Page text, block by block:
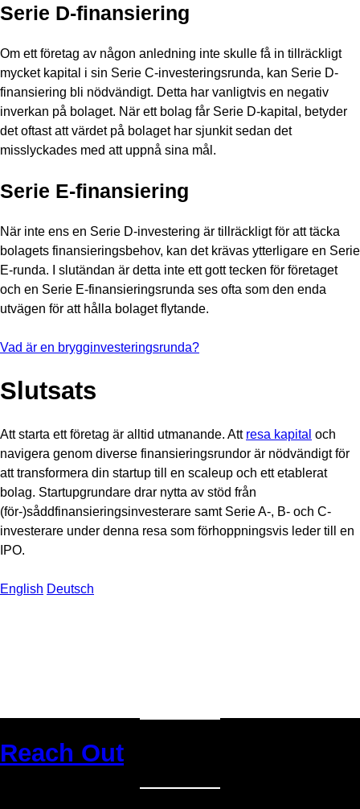
Serie D-finansiering
Om ett företag av någon anledning inte skulle få in tillräckligt
mycket kapital i sin Serie C-investeringsrunda, kan Serie D-
finansiering bli nödvändigt. Detta har vanligtvis en negativ
inverkan på bolaget. När ett bolag får Serie D-kapital, betyder
det oftast att värdet på bolaget har sjunkit sedan det
misslyckades med att uppnå sina mål.
Serie E-finansiering
När inte ens en Serie D-investering är tillräckligt för att täcka
bolagets finansieringsbehov, kan det krävas ytterligare en Serie
E-runda. I slutändan är detta inte ett gott tecken för företaget
och en Serie E-finansieringsrunda ses ofta som den enda
utvägen för att hålla bolaget flytande.
Vad är en brygginvesteringsrunda?
Slutsats
Att starta ett företag är alltid utmanande. Att resa kapital och
navigera genom diverse finansieringsrundor är nödvändigt för
att transformera din startup till en scaleup och ett etablerat
bolag. Startupgrundare drar nytta av stöd från
(för-)såddfinansieringsinvesterare samt Serie A-, B- och C-
investerare under denna resa som förhoppningsvis leder till en
IPO.
English Deutsch
Reach Out